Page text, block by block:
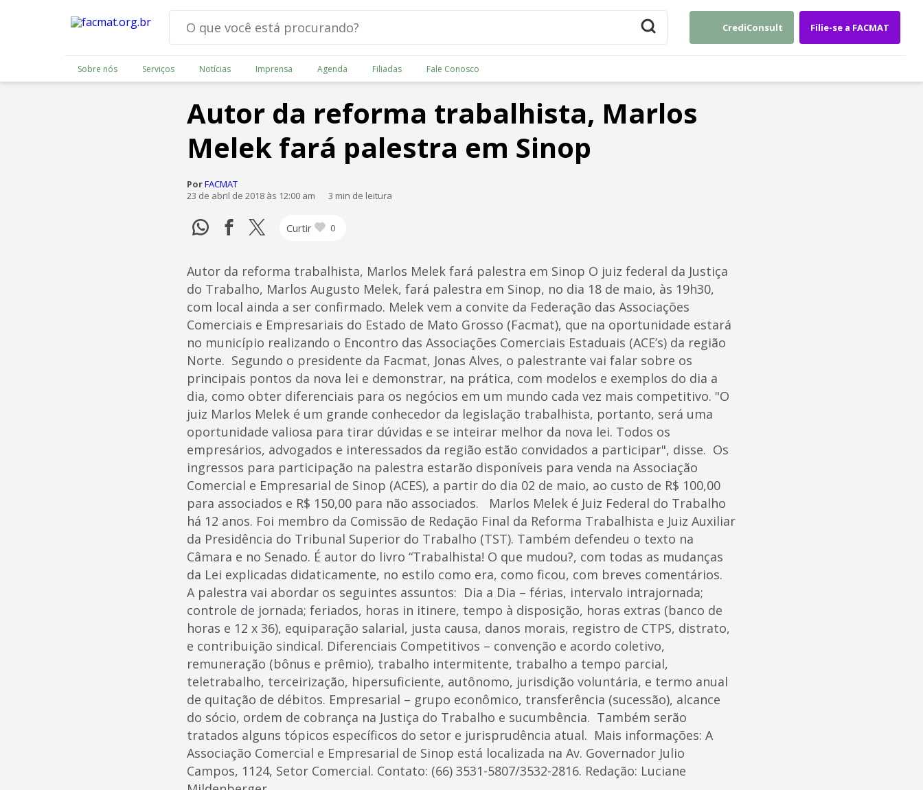
CrediConsult Filie-se a FACMAT
Sobre nós Serviços Notícias Imprensa Agenda Filiadas Fale Conosco
Autor da reforma trabalhista, Marlos
Melek fará palestra em Sinop
PorFACMAT
23 de abril de 2018 às 12:00 am
3 min de leitura
Curtir 0
Autor da reforma trabalhista, Marlos Melek fará palestra em Sinop O juiz federal da Justiça
do Trabalho, Marlos Augusto Melek, fará palestra em Sinop, no dia 18 de maio, às 19h30,
com local ainda a ser confirmado. Melek vem a convite da Federação das Associações
Comerciais e Empresariais do Estado de Mato Grosso (Facmat), que na oportunidade estará
no município realizando o Encontro das Associações Comerciais Estaduais (ACE’s) da região
Norte. Segundo o presidente da Facmat, Jonas Alves, o palestrante vai falar sobre os
principais pontos da nova lei e demonstrar, na prática, com modelos e exemplos do dia a
dia, como obter diferenciais para os negócios em um mundo cada vez mais competitivo. "O
juiz Marlos Melek é um grande conhecedor da legislação trabalhista, portanto, será uma
oportunidade valiosa para tirar dúvidas e se inteirar melhor da nova lei. Todos os
empresários, advogados e interessados da região estão convidados a participar", disse. Os
ingressos para participação na palestra estarão disponíveis para venda na Associação
Comercial e Empresarial de Sinop (ACES), a partir do dia 02 de maio, ao custo de R$ 100,00
para associados e R$ 150,00 para não associados. Marlos Melek é Juiz Federal do Trabalho
há 12 anos. Foi membro da Comissão de Redação Final da Reforma Trabalhista e Juiz Auxiliar
da Presidência do Tribunal Superior do Trabalho (TST). Também defendeu o texto na
Câmara e no Senado. É autor do livro “Trabalhista! O que mudou?, com todas as mudanças
da Lei explicadas didaticamente, no estilo como era, como ficou, com breves comentários.
A palestra vai abordar os seguintes assuntos: Dia a Dia – férias, intervalo intrajornada;
controle de jornada; feriados, horas in itinere, tempo à disposição, horas extras (banco de
horas e 12 x 36), equiparação salarial, justa causa, danos morais, registro de CTPS, distrato,
e contribuição sindical. Diferenciais Competitivos – convenção e acordo coletivo,
remuneração (bônus e prêmio), trabalho intermitente, trabalho a tempo parcial,
teletrabalho, terceirização, hipersuficiente, autônomo, jurisdição voluntária, e termo anual
de quitação de débitos. Empresarial – grupo econômico, transferência (sucessão), alcance
do sócio, ordem de cobrança na Justiça do Trabalho e sucumbência. Também serão
tratados alguns tópicos específicos do setor e jurisprudência atual. Mais informações: A
Associação Comercial e Empresarial de Sinop está localizada na Av. Governador Julio
Campos, 1124, Setor Comercial. Contato: (66) 3531-5807/3532-2816. Redação: Luciane